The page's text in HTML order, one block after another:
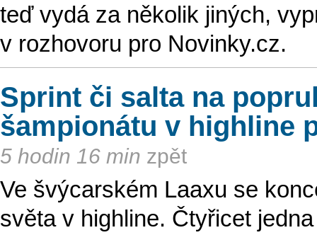
teď vydá za několik jiných,
v rozhovoru pro Novinky.cz.
Sprint či salta na
šampionátu v highline
5 hodin 16 min zpět
Ve švýcarském Laaxu se
světa v highline. Čtyřicet